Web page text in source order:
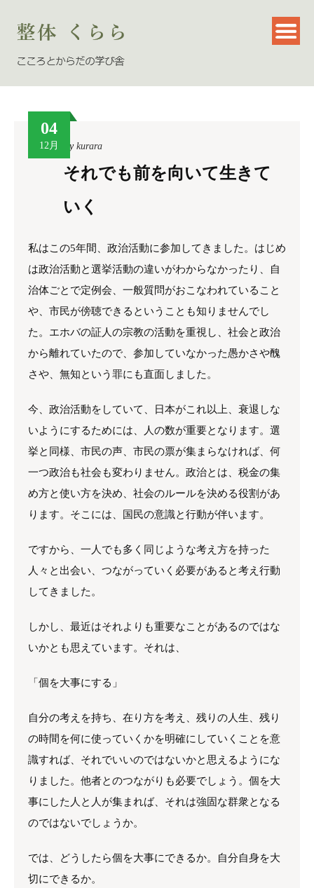
04
12月 By kurara
それでも前を向いて生きて
いく
私はこの5年間、政治活動に参加してきました。はじめ
は政治活動と選挙活動の違いがわからなかったり、自
治体ごとで定例会、一般質問がおこなわれていること
や、市民が傍聴できるということも知りませんでし
た。エホバの証人の宗教の活動を重視し、社会と政治
から離れていたので、参加していなかった愚かさや醜
さや、無知という罪にも直面しました。
今、政治活動をしていて、日本がこれ以上、衰退しな
いようにするためには、人の数が重要となります。選
挙と同様、市民の声、市民の票が集まらなければ、何
一つ政治も社会も変わりません。政治とは、税金の集
め方と使い方を決め、社会のルールを決める役割があ
ります。そこには、国民の意識と行動が伴います。
ですから、一人でも多く同じような考え方を持った
人々と出会い、つながっていく必要があると考え行動
してきました。
しかし、最近はそれよりも重要なことがあるのではな
いかとも思えています。それは、
「個を大事にする」
自分の考えを持ち、在り方を考え、残りの人生、残り
の時間を何に使っていくかを明確にしていくことを意
識すれば、それでいいのではないかと思えるようにな
りました。他者とのつながりも必要でしょう。個を大
事にした人と人が集まれば、それは強固な群衆となる
のではないでしょうか。
では、どうしたら個を大事にできるか。自分自身を大
切にできるか。